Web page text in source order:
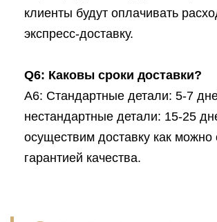
клиенты будут оплачивать
экспресс-доставку.
Q6: Каковы сроки доставки?
A6: Стандартные детали: 5-7
нестандартные детали: 15-25
осуществим доставку как можно
гарантией качества.